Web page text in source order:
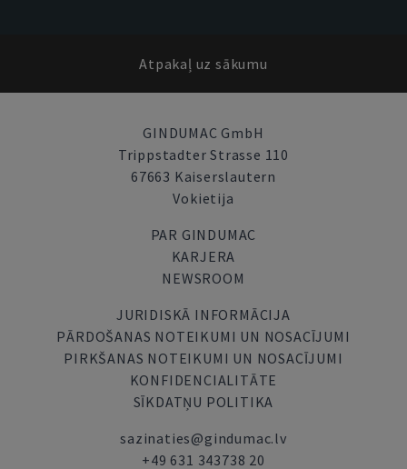
Atpakaļ uz sākumu
GINDUMAC GmbH
Trippstadter Strasse 110
67663 Kaiserslautern
Vokietija
PAR GINDUMAC
KARJERA
NEWSROOM
JURIDISKĀ INFORMĀCIJA
PĀRDOŠANAS NOTEIKUMI UN NOSACĪJUMI
PIRKŠANAS NOTEIKUMI UN NOSACĪJUMI
KONFIDENCIALITĀTE
SĪKDATŅU POLITIKA
sazinaties@gindumac.lv
+49 631 343738 20